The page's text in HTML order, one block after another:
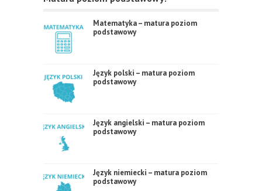
Matematyka – matura poziom
podstawowy
Język polski – matura poziom
podstawowy
Język angielski – matura poziom
podstawowy
Język niemiecki – matura poziom
podstawowy